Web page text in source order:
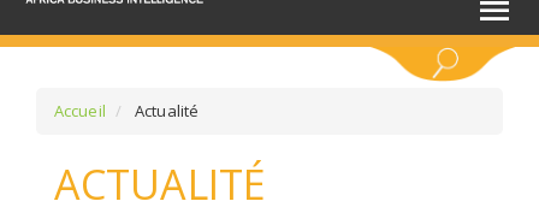
SÉLECTIONNEZ UN/DES SECTEURS
Accueil Actualité
ACTUALITÉ